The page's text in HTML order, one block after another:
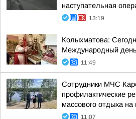
наступательная
13:19
Колыхматова:
Международный
11:49
Сотрудники МЧС
профилактические
массового отдыха
11:07